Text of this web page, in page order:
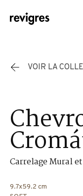
Aller au contenu
VOIR LA
Carrelage Mural
9.7x59.2 cm